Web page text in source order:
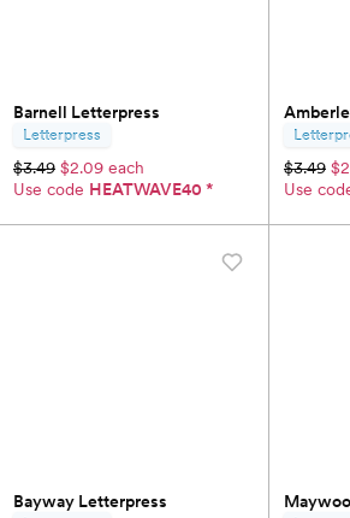
Barnell Letterpress
Letterpress
$3.49 $2.09 each
Use code HEATWAVE40 *
$3.49
Use
Bayway Letterpress